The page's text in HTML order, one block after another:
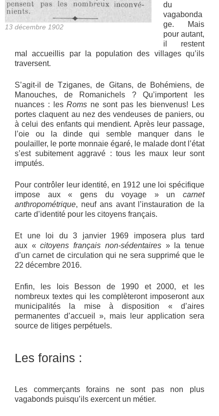
13 décembre 1902
du
vagabonda
ge. Mais
pour autant,
il restent
mal accueillis par la population des villages qu’ils
traversent.
S’agit-il de Tziganes, de Gitans, de Bohémiens, de
Manouches, de Romanichels ? Qu’importent les
nuances : lesRoms ne sont pas les bienvenus! Les
portes claquent au nez des vendeuses de paniers, ou
à celui des enfants qui mendient. Après leur passage,
l’oie ou la dinde qui semble manquer dans le
poulailler, le porte monnaie égaré, le malade dont l’état
s’est subitement aggravé : tous les maux leur sont
imputés.
Pour contrôler leur identité, en 1912 une loi spécifique
impose aux « gens du voyage » un carnet
anthropométrique, neuf ans avant l’instauration de la
carte d’identité pour les citoyens français.
Et une loi du 3 janvier 1969 imposera plus tard
aux «citoyens français non-sédentaires » la tenue
d’un carnet de circulation qui ne sera supprimé que le
22 décembre 2016.
Enfin, les lois Besson de 1990 et 2000, et les
nombreux textes qui les complèteront imposeront aux
municipalités la mise à disposition « d’aires
permanentes d’accueil », mais leur application sera
source de litiges perpétuels.
Les forains :
Les commerçants forains ne sont pas non plus
vagabonds puisqu’ils exercent un métier.